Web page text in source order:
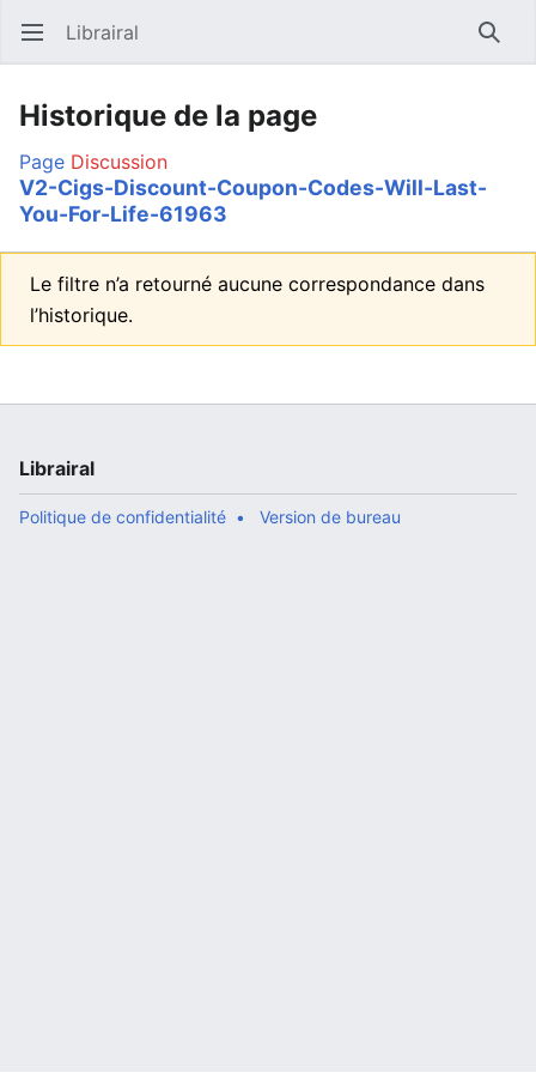
Ouvrir le menu principal Librairal
Historique de la page
Page Discussion
V2-Cigs-Discount-Coupon-Codes-Will-Last-
You-For-Life-61963
Le filtre n’a retourné aucune correspondance dans
l’historique.
Librairal
Politique de confidentialité Version de bureau